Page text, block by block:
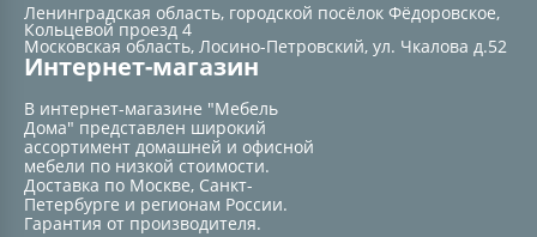
Ленинградская область, городской посёлок Фёдоровское,
Кольцевой проезд 4
Московская область, Лосино-Петровский, ул. Чкалова д.52
Интернет-магазин
В интернет-магазине "Мебель
Дома" представлен широкий
ассортимент домашней и офисной
мебели по низкой стоимости.
Доставка по Москве, Санкт-
Петербурге и регионам России.
Гарантия от производителя.